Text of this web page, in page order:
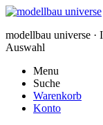
modellbau universe
Auswahl
Menu
Suche
Warenkorb
Konto